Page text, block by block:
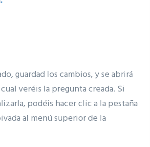
guardad los cambios, y se abrirá
veréis la pregunta creada. Si
podéis hacer clic a la pestaña
al menú superior de la